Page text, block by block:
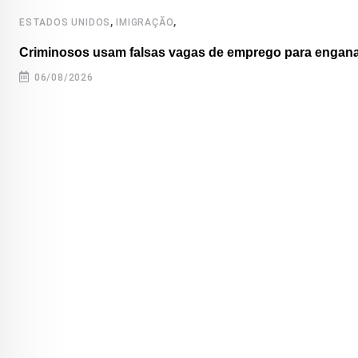
ESTADOS UNIDOS ,IMIGRAÇÃO,
Criminosos usam falsas vagas de emprego para
06/08/2026